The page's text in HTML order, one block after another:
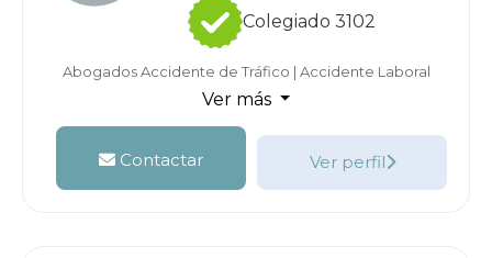
Colegiado 3102
Abogados Accidente de Tráfico | Accidente Laboral
Ver más
Contactar Ver perfil